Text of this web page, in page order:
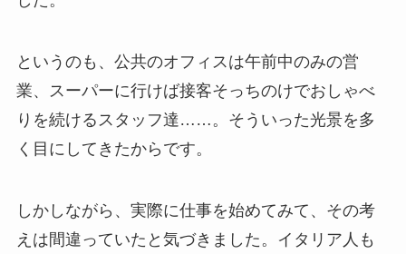
というのも、公共のオフィスは午前中のみの営
業、スーパーに行けば接客そっちのけでおしゃべ
りを続けるスタッフ達……。そういった光景を多
く目にしてきたからです。
しかしながら、実際に仕事を始めてみて、その考
えは間違っていたと気づきました。イタリア人も